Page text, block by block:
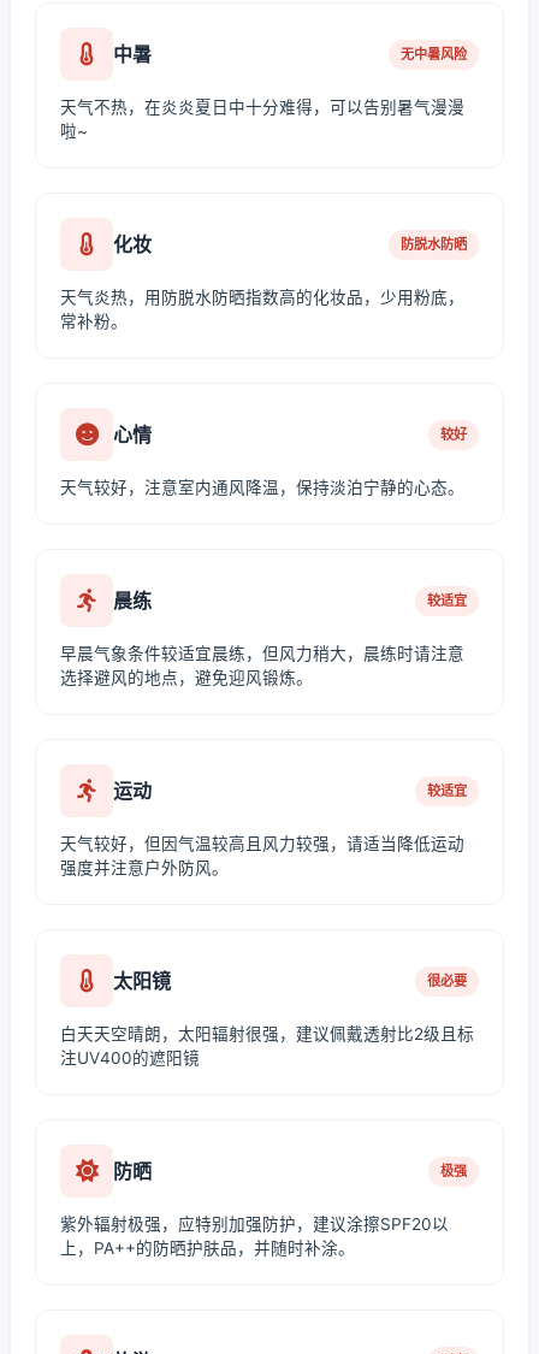
中暑 无中暑风险
天气不热，在炎炎夏日中十分难得，可以告别暑气漫漫
啦~
化妆 防脱水防晒
天气炎热，用防脱水防晒指数高的化妆品，少用粉底，
常补粉。
心情 较好
天气较好，注意室内通风降温，保持淡泊宁静的心态。
晨练 较适宜
早晨气象条件较适宜晨练，但风力稍大，晨练时请注意
选择避风的地点，避免迎风锻炼。
运动 较适宜
天气较好，但因气温较高且风力较强，请适当降低运动
强度并注意户外防风。
太阳镜 很必要
白天天空晴朗，太阳辐射很强，建议佩戴透射比2级且标
注UV400的遮阳镜
防晒 极强
紫外辐射极强，应特别加强防护，建议涂擦SPF20以
上，PA++的防晒护肤品，并随时补涂。